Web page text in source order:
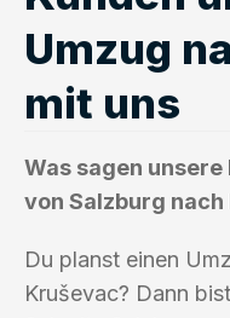
Umzug
mit uns
Was sagen
von Salzburg
Du planst einen
Kruševac? Dann